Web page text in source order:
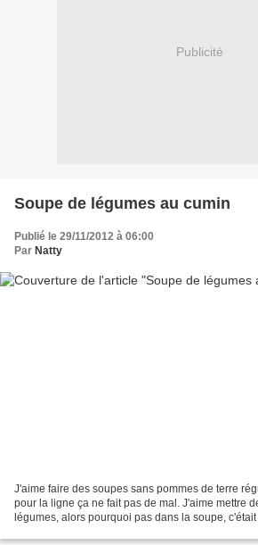
Publicité
Soupe de légumes au cumin
Publié le 29/11/2012 à 06:00
Par Natty
J'aime faire des soupes sans pommes de terre
pour la ligne ça ne fait pas de mal. J'aime mettre
légumes, alors pourquoi pas dans la soupe,